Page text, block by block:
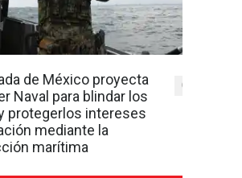
de México proyecta
Naval para blindar los
protegerlos intereses
mediante la
marítima
0